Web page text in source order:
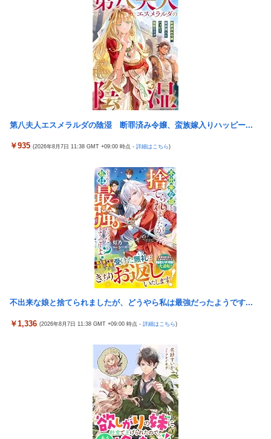
【新台】山佐「スマスロゼーガペインETR」販売告知にて筐体公
開来たぞ！次世代ゼーガシステム起動！！！
中国人22人がタイの空港で搭乗拒否される、警備員が「つり目」
ジェスチャー―香港メディア [8/6]
【動画】大阪府警のおっさん射殺映像が公開される。当然のよう
に無抵抗だったことが発覚
【緊急】世界各地で販売の中国企業Zbtlink製ルーター20機種に
的すぎる未来予測を提示して……
15歳少女に薬と酒飲ませカラオケ店で性的暴行、動画撮影 54歳
無職を再逮捕 動画770本も見つかる
大日本帝国陸軍「侵攻できたとして、食糧どうすんだよ」大本営
「現地調達」陸軍「え？」
【FF16】 「ファイナルファンタジー16」発売日が6/22に決定＆
最新PV公開！思ったより発売早い…もう半年後か！
韓国が独島を不法占拠？…日本の高校新教科書、また強引な主張
ドンキのうなぎ食べた14人が食中毒…3歳児から75歳まで被害
「日本放送協会です」と名乗る男にドアを開けたら地獄…テレビ
せた←警察官の神対応に感謝しかない
参政党・神谷代表、高市政権の食料品減税を「天下の愚策」と一
【艦これ】 E3-4のラスダンは航空優勢は取るの？取らないの？
【画像】 JKさん、日本最大級の”水かけ祭り”フェスでおっ〇ぱ
い丸見え！大量ぶっかけハプニングｗｗｗ
海外「さすが日本！」日本の医療従事者の倫理観の高さに海外が
「Sゴーゴージャグラー4KT（北電子）」「Lライザのアトリエ
KD（北電子）」が検定通過
職場の人妻と不倫をして、ついに、、、
伊藤裕樹、次戦勝利でタイトルマッチへ
【ウマ娘】バッドイベントの中でもサボり癖だけは許さん
【スパロボ】インパクトやアルファ外伝くらいのバランス求
撃で倒せてたけどね
増水した川に取り残されたアライグマ、パドルボードで救助され
て人の脚の下に潜り込む【海外の反応】
第八夫人エスメラルダの陰湿 断罪済み令嬢、蛮族嫁入りハッピー...
￥935 (2026年8月7日 11:38 GMT +09:00 時点 - 詳細はこちら)
不出来な娘と捨てられましたが、どうやら私は最強だったようです...
￥1,336 (2026年8月7日 11:38 GMT +09:00 時点 - 詳細はこちら)